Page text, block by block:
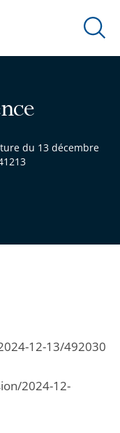
Ouvrir
du 13 décembre
12-13/492030
2024-12-